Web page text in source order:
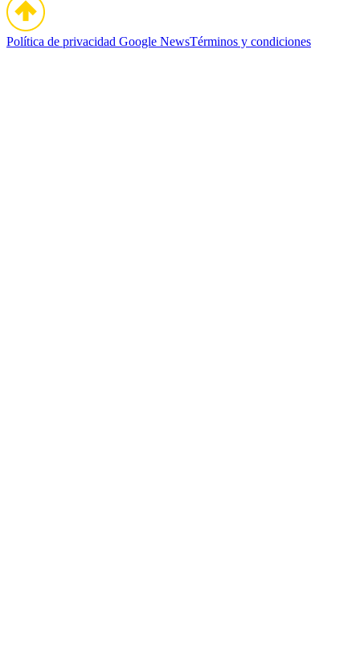
Política de privacidad Google NewsTérminos y condiciones